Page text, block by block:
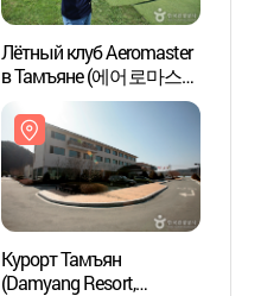
Лётный клуб Aeromaster
в Тамъяне (에어로마스터
Курорт Тамъян
(Damyang Resort,